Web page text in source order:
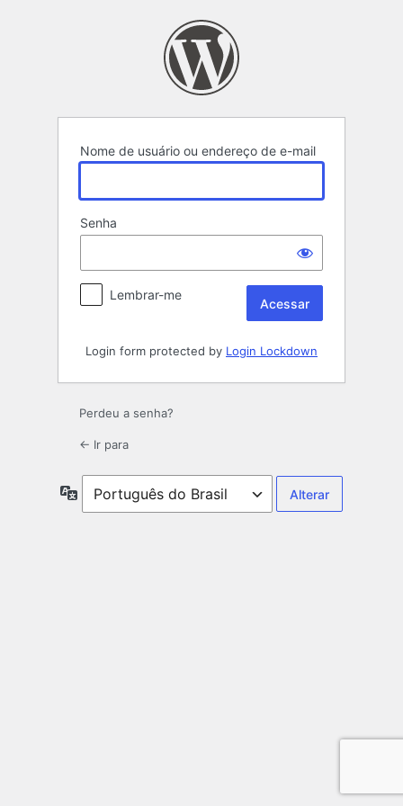
Nome de usuário ou endereço de e-mail
Senha
Lembrar-me
Login form protected by Login Lockdown
Perdeu a senha?
← Ir para
Idioma